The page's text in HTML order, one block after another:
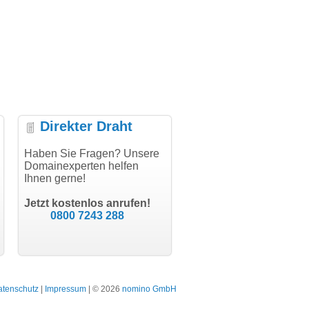
vielen
modern software GbR
Landau an der Isar
"Vielen Dank für den
AuthCode - hat alles prima
Direkter Draht
Haben Sie Fragen? Unsere
Domainexperten helfen
Ihnen gerne!
Jetzt kostenlos anrufen!
0800 7243 288
Impressum | © 2026 nomino GmbH